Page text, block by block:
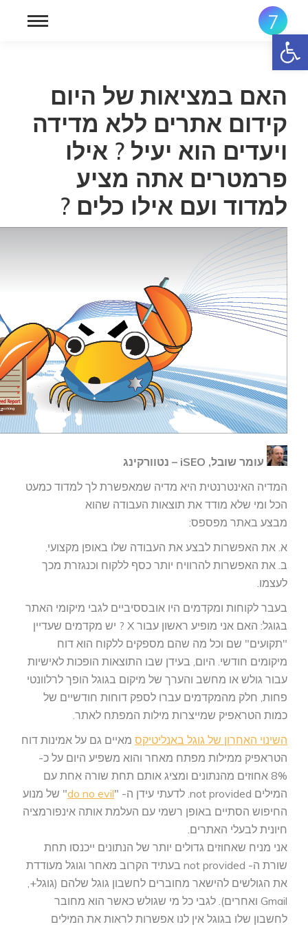
פתח סרגל נגישות
האם במציאות של היום
קידום אתרים ללא מדידה
ויעדים הוא יעיל ? אילו
פרמטרים אתה מציע
למדוד ועם אילו כלים ?
עומר שובל, iSEO – נטוורקינג
המדיה האינטרנטית היא מדיה שמאפשרת לך למדוד כמעט
הכל ומי שלא מודד את תוצאות העבודה שהוא
מבצע באתר מפספס:
א. את האפשרות לבצע את העבודה שלו באופן מקצועי.
ב. את האפשרות להרוויח יותר כסף ללקוח וכנגזרת מכך
לעצמו.
בעבר לקוחות ומקדמים היו אובססיביים לגבי מיקומי האתר
בגוגל: האם אני מופיע ראשון עבור X ? יש מקדמים שעדיין
"תקועים" שם וכל מה שהם מספקים ללקוח הוא דוח
מיקומים חודשי. היום, בעידן שבו התוצאות הופכות לאישיות
עבור גולש או מחשב והערך של מיקום בגוגל הופך לרלוונטי
פחות, חלק מהמקדמים עברו לספק דוחות חודשיים של
כמות הטראפיק שמייצרות מילות המפתח לאתר.
השינוי האחרון של גוגל באנליטיקס מאיים גם על אמינות דוח
הטראפיק ממילות מפתח מאחר והוא משפיע היום על כ-
8% אחוזים מהנתונים ומציג אותם תחת שורה אחת עם
המילים not provided. לדעתי עידן ה- "
do no evil" של מנוע
החיפוש הסתיים באופן רשמי עם העלמת אותה אינפורמציה
חיונית לבעלי האתרים.
אני מניח שאחוזים גדולים יותר של הנתונים ייכנסו תחת
שורת ה- not provided בעתיד הקרוב מאחר וגוגל מעודדת
את הגולשים להישאר מחוברים לחשבון גוגל שלהם (גוגל+,
Gmail ואחרים). לגבי כל מי שגולש כאשר הוא מחובר
לחשבון שלו בגוגל אין לנו אפשרות לראות את המילים